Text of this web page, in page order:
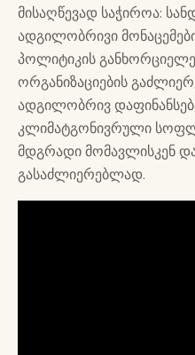
მისაღწევად საჭიროა:
ადგილობრივი
პოლიტიკის
ორგანიზაციების
ადგილობრივ
კლიმატგონივრული
მდგრადი მომავლისკენ
გასაძლიერებლად.